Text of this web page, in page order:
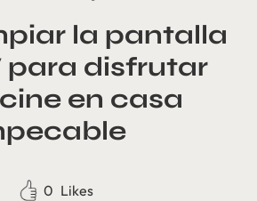
la pantalla
para disfrutar
en casa
0 Likes